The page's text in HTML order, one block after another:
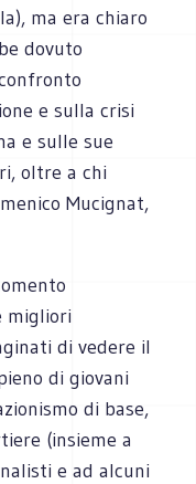
ma era chiaro
dovuto
e sulla crisi
e sulle sue
oltre a chi
Mucignat,
migliori
di vedere il
di giovani
di base,
(insieme a
e ad alcuni